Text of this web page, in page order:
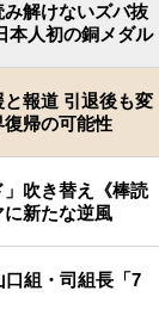
解けないズバ抜
本人初の銅メダル
報道 引退後も変
帰の可能性
吹き替え《棒読
新たな逆風
組・司組長「7